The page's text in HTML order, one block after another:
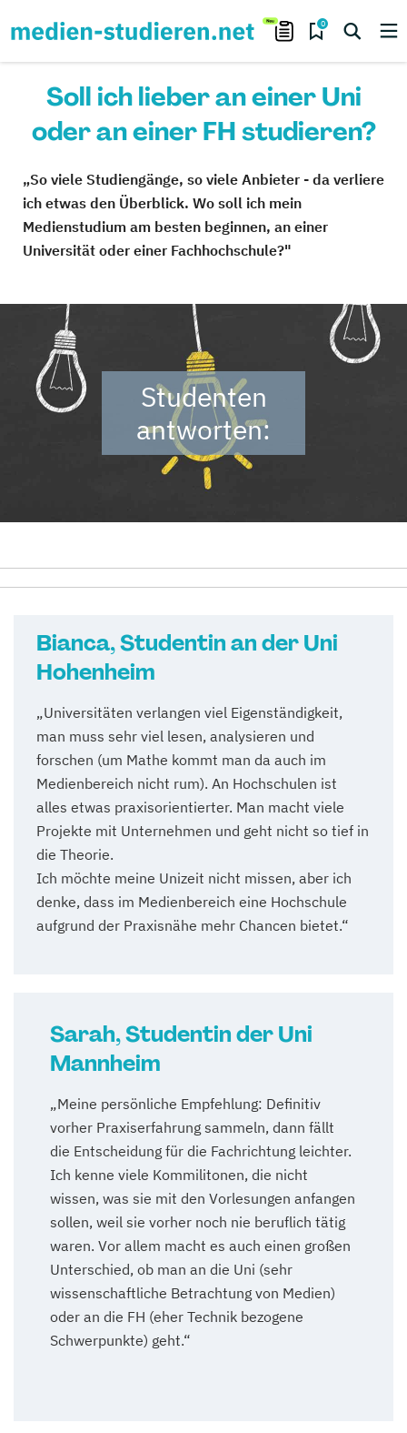
0
Soll ich lieber an einer Uni
oder an einer FH studieren?
„So viele Studiengänge, so viele Anbieter - da verliere
ich etwas den Überblick. Wo soll ich mein
Medienstudium am besten beginnen, an einer
Universität oder einer Fachhochschule?"
Studenten
antworten:
Bianca, Studentin an der Uni
Hohenheim
„Universitäten verlangen viel Eigenständigkeit,
man muss sehr viel lesen, analysieren und
forschen (um Mathe kommt man da auch im
Medienbereich nicht rum). An Hochschulen ist
alles etwas praxisorientierter. Man macht viele
Projekte mit Unternehmen und geht nicht so tief in
die Theorie.
Ich möchte meine Unizeit nicht missen, aber ich
denke, dass im Medienbereich eine Hochschule
aufgrund der Praxisnähe mehr Chancen bietet.“
Sarah, Studentin der Uni
Mannheim
„Meine persönliche Empfehlung: Definitiv
vorher Praxiserfahrung sammeln, dann fällt
die Entscheidung für die Fachrichtung leichter.
Ich kenne viele Kommilitonen, die nicht
wissen, was sie mit den Vorlesungen anfangen
sollen, weil sie vorher noch nie beruflich tätig
waren. Vor allem macht es auch einen großen
Unterschied, ob man an die Uni (sehr
wissenschaftliche Betrachtung von Medien)
oder an die FH (eher Technik bezogene
Schwerpunkte) geht.“